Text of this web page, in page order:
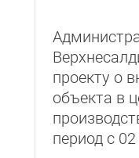
проекту о
объекта в
период с